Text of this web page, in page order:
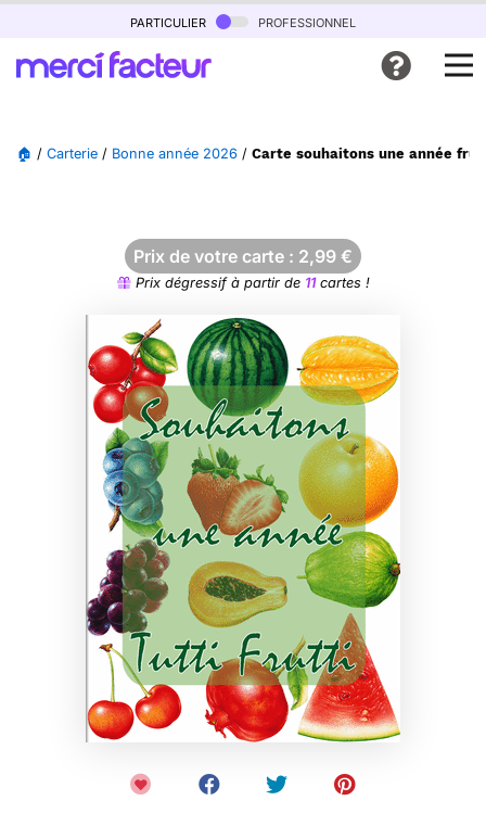
particulier professionnel
🏠 / Carterie / Bonne année 2026 / Carte souhaitons une année
Prix de votre carte : 2,99 €
Prix dégressif à partir de 11cartes !